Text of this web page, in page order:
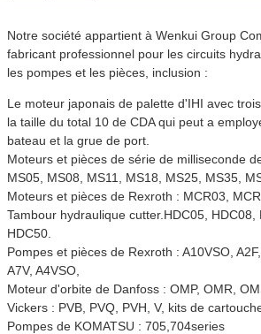
Notre société appartient à Wenkui Group
fabricant professionnel pour les circuits
les pompes et les pièces, inclusion :
Le moteur japonais de palette d'IHI avec
la taille du total 10 de CDA qui peut a
bateau et la grue de port.
Moteurs et pièces de série de milliseconde
MS05, MS08, MS11, MS18, MS25, MS35,
Moteurs et pièces de Rexroth : MCR03,
Tambour hydraulique cutter.HDC05, HDC08,
HDC50.
Pompes et pièces de Rexroth : A10VSO,
A7V, A4VSO,
Moteur d'orbite de Danfoss : OMP, OMR,
Vickers : PVB, PVQ, PVH, V, kits de
Pompes de KOMATSU : 705,704series